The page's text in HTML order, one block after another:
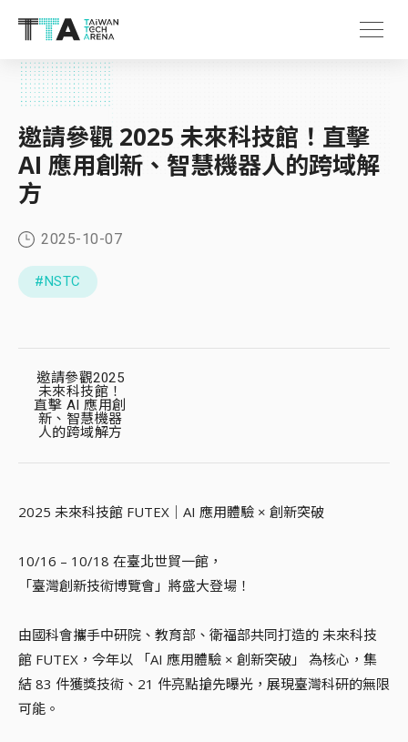
邀請參觀 2025 未來科技館！直擊
AI 應用創新、智慧機器人的跨域解
方
2025-10-07
#NSTC
邀請參觀2025
未來科技館！
直擊 AI 應用創
新、智慧機器
人的跨域解方
2025 未來科技館 FUTEX｜AI 應用體驗 × 創新突破
10/16 – 10/18 在臺北世貿一館，
「臺灣創新技術博覽會」將盛大登場！
由國科會攜手中研院、教育部、衛福部共同打造的 未來科技
館 FUTEX，今年以 「AI 應用體驗 × 創新突破」 為核心，集
結 83 件獲獎技術、21 件亮點搶先曝光，展現臺灣科研的無限
可能。